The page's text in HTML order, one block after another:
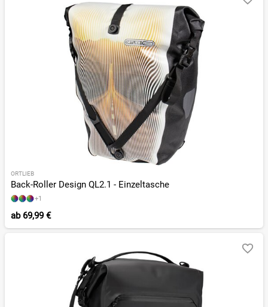
ORTLIEB
Back-Roller Design QL2.1 - Einzeltasche
+1
ab69,99 €